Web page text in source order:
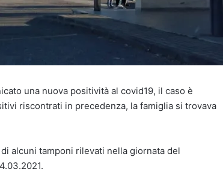
una nuova positività al covid19, il caso è
riscontrati in precedenza, la famiglia si trovava
alcuni tamponi rilevati nella giornata del